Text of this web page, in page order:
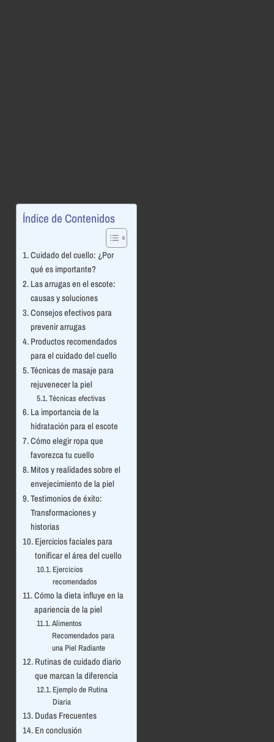
Índice de Contenidos
Cuidado del cuello: ¿Por
qué es importante?
Las arrugas en el escote:
causas y soluciones
Consejos efectivos para
prevenir arrugas
Productos recomendados
para el cuidado del cuello
Técnicas de masaje para
rejuvenecer la piel
Técnicas efectivas
La importancia de la
hidratación para el escote
Cómo elegir ropa que
favorezca tu cuello
Mitos y realidades sobre el
envejecimiento de la piel
Testimonios de éxito:
Transformaciones y
historias
Ejercicios faciales para
tonificar el área del cuello
Ejercicios
recomendados
Cómo la dieta influye en la
apariencia de la piel
Alimentos
Recomendados para
una Piel Radiante
Rutinas de cuidado diario
que marcan la diferencia
Ejemplo de Rutina
Diaria
Dudas Frecuentes
En conclusión